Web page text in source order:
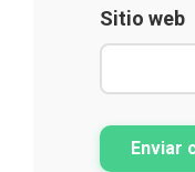
Sitio web
Enviar